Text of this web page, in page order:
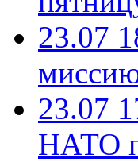
23.07
23.07
НАТО